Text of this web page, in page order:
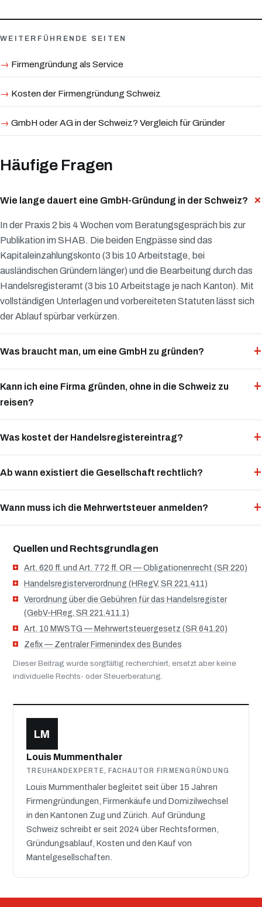
WEITERFÜHRENDE SEITEN
Firmengründung als Service
Kosten der Firmengründung Schweiz
GmbH oder AG in der Schweiz? Vergleich für Gründer
Häufige Fragen
Wie lange dauert eine GmbH-Gründung in der Schweiz?
In der Praxis 2 bis 4 Wochen vom Beratungsgespräch bis zur
Publikation im SHAB. Die beiden Engpässe sind das
Kapitaleinzahlungskonto (3 bis 10 Arbeitstage, bei
ausländischen Gründern länger) und die Bearbeitung durch das
Handelsregisteramt (3 bis 10 Arbeitstage je nach Kanton). Mit
vollständigen Unterlagen und vorbereiteten Statuten lässt sich
der Ablauf spürbar verkürzen.
Was braucht man, um eine GmbH zu gründen?
Kann ich eine Firma gründen, ohne in die Schweiz zu
reisen?
Was kostet der Handelsregistereintrag?
Ab wann existiert die Gesellschaft rechtlich?
Wann muss ich die Mehrwertsteuer anmelden?
Quellen und Rechtsgrundlagen
Art. 620 ff. und Art. 772 ff. OR — Obligationenrecht (SR 220)
Handelsregisterverordnung (HRegV, SR 221.411)
Verordnung über die Gebühren für das Handelsregister
(GebV-HReg, SR 221.411.1)
Art. 10 MWSTG — Mehrwertsteuergesetz (SR 641.20)
Zefix — Zentraler Firmenindex des Bundes
Dieser Beitrag wurde sorgfältig recherchiert, ersetzt aber keine
individuelle Rechts- oder Steuerberatung.
LM
Louis Mummenthaler
TREUHANDEXPERTE, FACHAUTOR FIRMENGRÜNDUNG
Louis Mummenthaler begleitet seit über 15 Jahren
Firmengründungen, Firmenkäufe und Domizilwechsel
in den Kantonen Zug und Zürich. Auf Gründung
Schweiz schreibt er seit 2024 über Rechtsformen,
Gründungsablauf, Kosten und den Kauf von
Mantelgesellschaften.